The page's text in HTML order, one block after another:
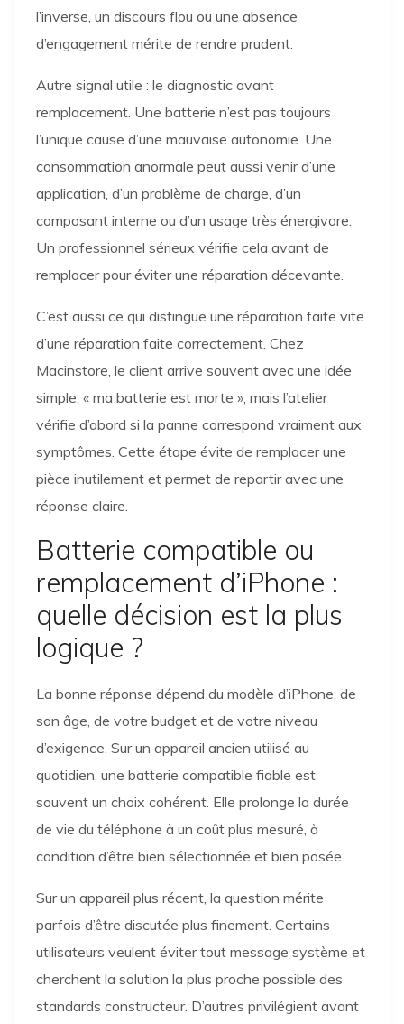
l’inverse, un discours flou ou une absence
d’engagement mérite de rendre prudent.
Autre signal utile : le diagnostic avant
remplacement. Une batterie n’est pas toujours
l’unique cause d’une mauvaise autonomie. Une
consommation anormale peut aussi venir d’une
application, d’un problème de charge, d’un
composant interne ou d’un usage très énergivore.
Un professionnel sérieux vérifie cela avant de
remplacer pour éviter une réparation décevante.
C’est aussi ce qui distingue une réparation faite vite
d’une réparation faite correctement. Chez
Macinstore, le client arrive souvent avec une idée
simple, « ma batterie est morte », mais l’atelier
vérifie d’abord si la panne correspond vraiment aux
symptômes. Cette étape évite de remplacer une
pièce inutilement et permet de repartir avec une
réponse claire.
Batterie compatible ou
remplacement d’iPhone :
quelle décision est la plus
logique ?
La bonne réponse dépend du modèle d’iPhone, de
son âge, de votre budget et de votre niveau
d’exigence. Sur un appareil ancien utilisé au
quotidien, une batterie compatible fiable est
souvent un choix cohérent. Elle prolonge la durée
de vie du téléphone à un coût plus mesuré, à
condition d’être bien sélectionnée et bien posée.
Sur un appareil plus récent, la question mérite
parfois d’être discutée plus finement. Certains
utilisateurs veulent éviter tout message système et
cherchent la solution la plus proche possible des
standards constructeur. D’autres privilégient avant